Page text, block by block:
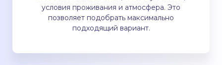
условия проживания и атмосфера. Это
позволяет подобрать максимально
подходящий вариант.